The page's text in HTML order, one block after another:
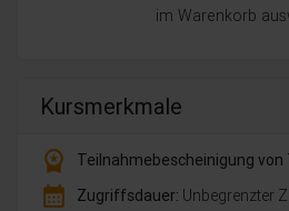
im Warenkorb
Kursmerkmale
workspace_premium
Teilnahmebescheinigung von
calendar_month Zugriffsdauer: Unbegrenzter